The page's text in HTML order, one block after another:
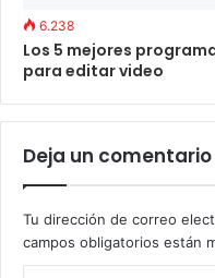
6.238
Los 5 mejores
para editar video
Deja un comentario
Tu dirección de correo
campos obligatorios están